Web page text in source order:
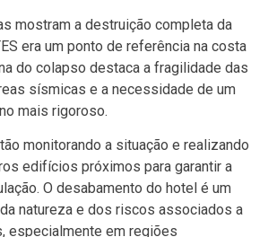
mostram a destruição completa da
era um ponto de referência na costa
do colapso destaca a fragilidade das
sísmicas e a necessidade de um
mais rigoroso.
monitorando a situação e realizando
edifícios próximos para garantir a
O desabamento do hotel é um
natureza e dos riscos associados a
especialmente em regiões